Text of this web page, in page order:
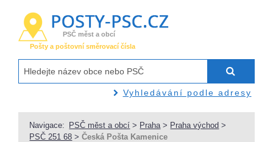
PSČ měst a obcí
Pošty a poštovní směrovací čísla
Vyhledávání podle adresy
Navigace: PSČ měst a obcí > Praha > Praha východ >
PSČ 251 68 >Česká Pošta Kamenice